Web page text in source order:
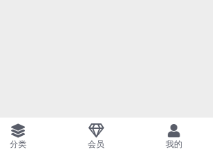
分类 会员 我的